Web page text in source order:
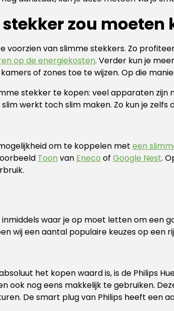
zou moeten
voorzien van slimme stekkers. Zo
op de energiekosten. Verder kun je
of zones toe te wijzen. Op die
stekker te kopen: veel apparaten zijn
werkt toch slim maken. Zo kun je zelfs
om te koppelen met een
Toonvan Eneco of Google Nest.
waar je op moet letten om een
wij een aantal populaire keuzes op een
het kopen waard is, is de Philips
nog eens makkelijk te gebruiken.
De smart plug van Philips heeft een